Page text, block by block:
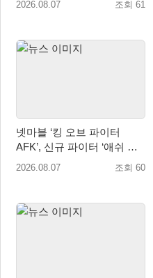
2026.08.07 조회 61
넷마블 ‘킹 오브 파이터
AFK’, 신규 파이터 ‘애쉬 크
림존’ 업데이트
2026.08.07 조회 60